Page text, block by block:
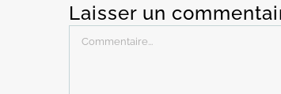
Laisser un
Commentaire